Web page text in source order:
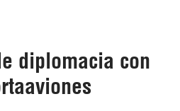
diplomacia con